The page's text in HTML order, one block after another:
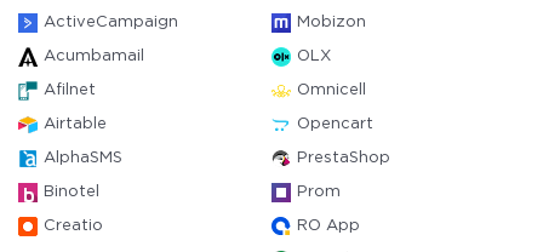
ActiveCampaign Mobizon
Acumbamail OLX
Afilnet Omnicell
Airtable Opencart
AlphaSMS PrestaShop
Binotel Prom
Creatio RO App